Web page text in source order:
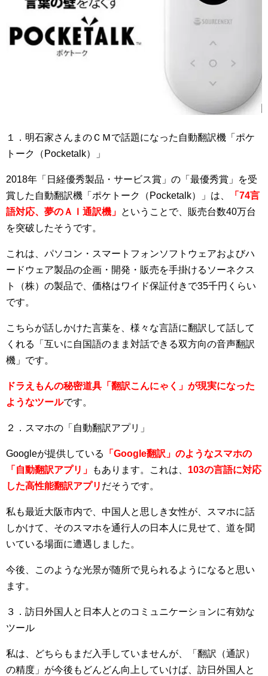
１．明石家さんまのＣＭで話題になった自動翻訳機「ポケ
トーク（Pocketalk）」
2018年「日経優秀製品・サービス賞」の「最優秀賞」を受
賞した自動翻訳機「ポケトーク（Pocketalk）」は、
「74言
語対応、夢のＡＩ通訳機」 ということで、販売台数40万台
を突破したそうです。
これは、パソコン・スマートフォンソフトウェアおよびハ
ードウェア製品の企画・開発・販売を手掛けるソーネクス
ト（株）の製品で、価格はワイド保証付きで35千円くらい
です。
こちらが話しかけた言葉を、様々な言語に翻訳して話して
くれる「互いに自国語のまま対話できる双方向の音声翻訳
機」です。
ドラえもんの秘密道具「翻訳こんにゃく」が現実になった
ようなツールです。
２．スマホの「自動翻訳アプリ」
Googleが提供している
「Google翻訳」のようなスマホの
「自動翻訳アプリ」
もあります。これは、 103の言語に対応
した高性能翻訳アプリ だそうです。
私も最近大阪市内で、中国人と思しき女性が、スマホに話
しかけて、そのスマホを通行人の日本人に見せて、道を聞
いている場面に遭遇しました。
今後、このような光景が随所で見られるようになると思い
ます。
３．訪日外国人と日本人とのコミュニケーションに有効な
ツール
私は、どちらもまだ入手していませんが、「翻訳（通訳）
の精度」が今後もどんどん向上していけば、訪日外国人と